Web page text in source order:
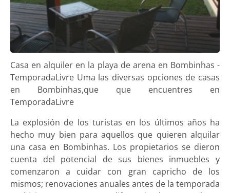
Casa en alquiler en la playa de arena en Bombinhas -
TemporadaLivre Uma las diversas opciones de casas
en Bombinhas,que que encuentres en
TemporadaLivre
La explosión de los turistas en los últimos años ha
hecho muy bien para aquellos que quieren alquilar
una casa en Bombinhas. Los propietarios se dieron
cuenta del potencial de sus bienes inmuebles y
comenzaron a cuidar con gran capricho de los
mismos; renovaciones anuales antes de la temporada